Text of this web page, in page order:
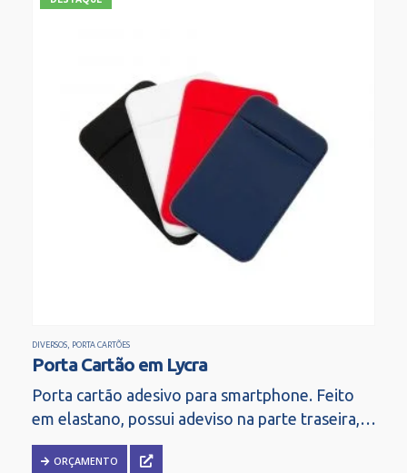
DIVERSOS, PORTA CARTÕES
Porta Cartão em Lycra
Porta cartão adesivo para smartphone. Feito
em elastano, possui adeviso na parte traseira,
basta remover para fixar. Tamanho: 5,8 x 9,3
cm.ORÇAMENTO